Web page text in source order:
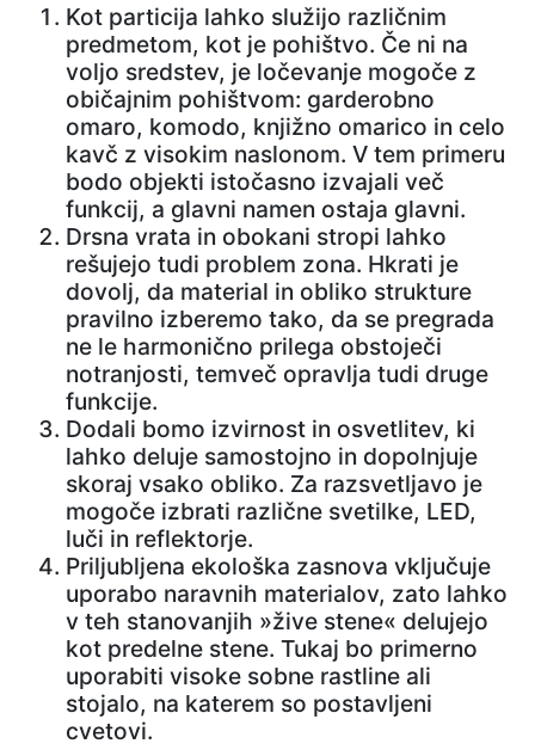
Kot particija lahko služijo različnim
predmetom, kot je pohištvo. Če ni na
voljo sredstev, je ločevanje mogoče z
običajnim pohištvom: garderobno
omaro, komodo, knjižno omarico in celo
kavč z visokim naslonom. V tem primeru
bodo objekti istočasno izvajali več
funkcij, a glavni namen ostaja glavni.
Drsna vrata in obokani stropi lahko
rešujejo tudi problem zona. Hkrati je
dovolj, da material in obliko strukture
pravilno izberemo tako, da se pregrada
ne le harmonično prilega obstoječi
notranjosti, temveč opravlja tudi druge
funkcije.
Dodali bomo izvirnost in osvetlitev, ki
lahko deluje samostojno in dopolnjuje
skoraj vsako obliko. Za razsvetljavo je
mogoče izbrati različne svetilke, LED,
luči in reflektorje.
Priljubljena ekološka zasnova vključuje
uporabo naravnih materialov, zato lahko
v teh stanovanjih »žive stene« delujejo
kot predelne stene. Tukaj bo primerno
uporabiti visoke sobne rastline ali
stojalo, na katerem so postavljeni
cvetovi.